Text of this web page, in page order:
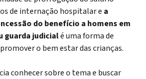
de internação hospitalar e a
do benefício a homens em
guarda judicialé uma forma de
o bem estar das crianças.
conhecer sobre o tema e buscar